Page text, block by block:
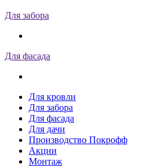
Для забора
Для фасада
Для кровли
Для забора
Для фасада
Для дачи
Производство Покрофф
Акции
Монтаж